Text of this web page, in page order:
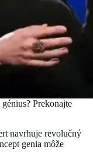
Prekonajte
navrhuje revolučný
genia môže